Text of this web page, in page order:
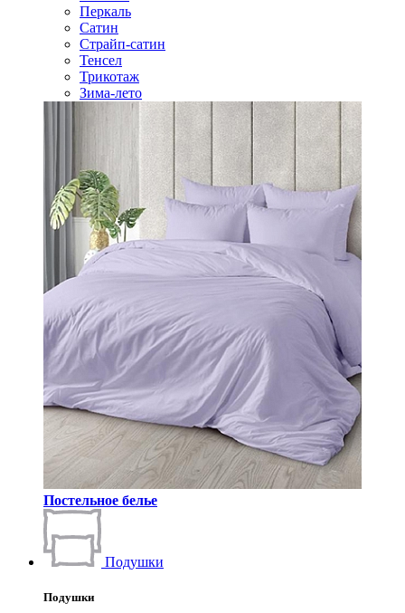
Перкаль
Сатин
Страйп-сатин
Тенсел
Трикотаж
Зима-лето
Постельное белье
Подушки
Подушки